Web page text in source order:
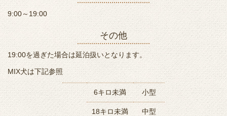
9:00～19:00
その他
19:00を過ぎた場合は延泊扱いとなります。
MIX犬は下記参照
6キロ未満 小型
18キロ未満 中型